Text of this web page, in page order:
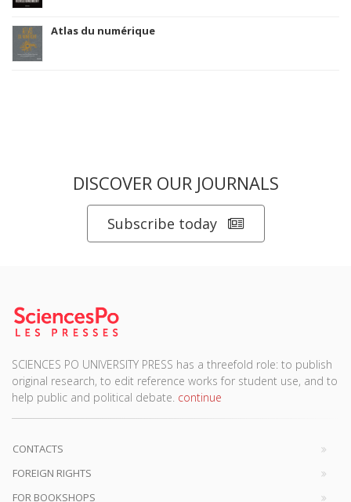
Atlas du numérique
DISCOVER OUR JOURNALS
Subscribe today
SCIENCES PO UNIVERSITY PRESS has a threefold role: to publish
original research, to edit reference works for student use, and to
help public and political debate. continue
CONTACTS
FOREIGN RIGHTS
FOR BOOKSHOPS